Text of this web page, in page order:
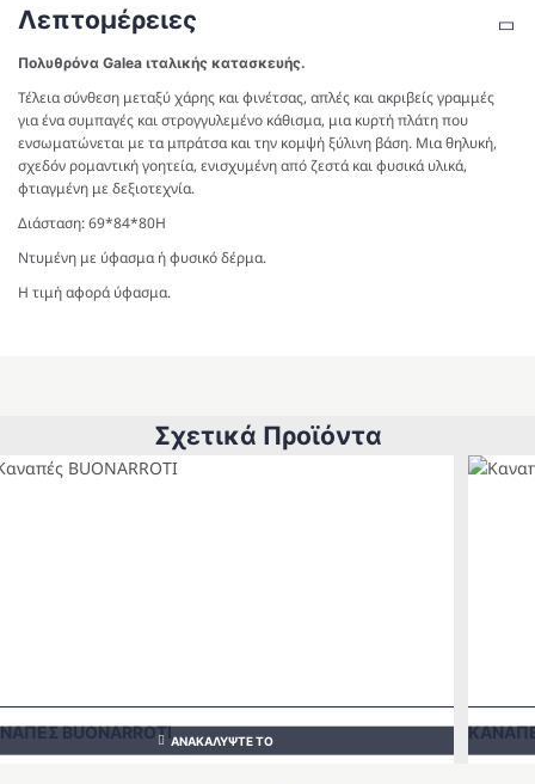
Λεπτομέρειες
Πολυθρόνα Galea ιταλικής κατασκευής.
Τέλεια σύνθεση μεταξύ χάρης και φινέτσας, απλές και ακριβείς γραμμές
για ένα συμπαγές και στρογγυλεμένο κάθισμα, μια κυρτή πλάτη που
ενσωματώνεται με τα μπράτσα και την κομψή ξύλινη βάση. Μια θηλυκή,
σχεδόν ρομαντική γοητεία, ενισχυμένη από ζεστά και φυσικά υλικά,
φτιαγμένη με δεξιοτεχνία.
Διάσταση: 69*84*80H
Ντυμένη με ύφασμα ή φυσικό δέρμα.
Η τιμή αφορά ύφασμα.
Σχετικά Προϊόντα
BUONARROTIΑΝΑΚΑΛΥΨΤΕ ΤΟ